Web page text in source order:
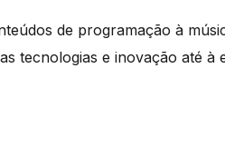
de programação à
tecnologias e inovação até à